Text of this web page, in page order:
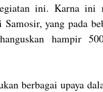
ini. Karna ini
yang pada
hampir
berbagai upaya